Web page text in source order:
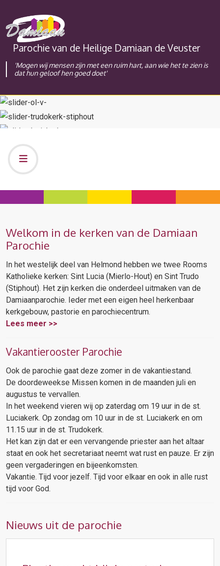
Parochie van de Heilige Damiaan de Veuster
'Mogen wij mensen zijn met een ruim hart, aan wie het te zien is
dat hun geloof hen goed doet'
Welkom in de kerken van de Damiaan
Parochie
In het westelijk deel van Helmond hebben we twee Rooms
Katholieke kerken: Sint Lucia (Mierlo-Hout) en Sint Trudo
(Stiphout). Het zijn kerken die onderdeel uitmaken van de
Damiaanparochie. Ieder met een eigen heel herkenbaar
kerkgebouw, pastorie en parochiecentrum.
Lees meer >>
Vakantierooster Parochie
Ook de parochie gaat deze zomer in de vakantiestand.
De doordeweekse Missen komen in de maanden juli en
augustus te vervallen.
In het weekend vieren wij op zaterdag om 19 uur in de st.
Luciakerk. Op zondag om 10 uur in de st. Luciakerk en om
11.15 uur in de st. Trudokerk.
Het kan zijn dat er een vervangende priester aan het altaar
staat en ook het secretariaat neemt wat rust en pauze. Er zijn
geen vergaderingen en bijeenkomsten.
Vakantie. Tijd voor jezelf. Tijd voor elkaar en ook in alle rust
tijd voor God.
Nieuws uit de parochie